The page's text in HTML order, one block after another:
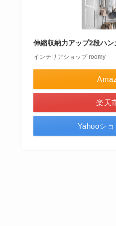
伸縮収納力アップ2段ハ
インテリアショップ roomy
楽天
Yahooシ